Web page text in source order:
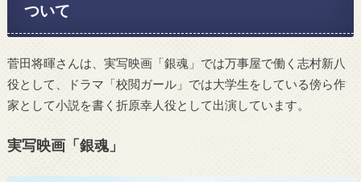
ついて
菅田将暉さんは、実写映画「銀魂」では万事屋で働く志村新八
役として、ドラマ「校閲ガール」では大学生をしている傍ら作
家として小説を書く折原幸人役として出演しています。
実写映画「銀魂」